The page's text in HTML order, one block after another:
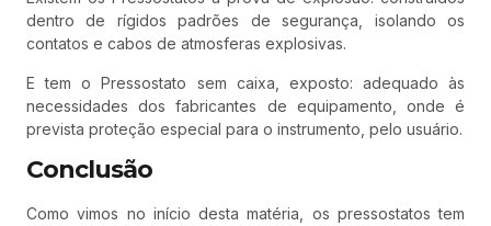
dentro de rígidos padrões de segurança, isolando os
contatos e cabos de atmosferas explosivas.
E tem o Pressostato sem caixa, exposto: adequado às
necessidades dos fabricantes de equipamento, onde é
prevista proteção especial para o instrumento, pelo usuário.
Conclusão
Como vimos no início desta matéria, os pressostatos tem